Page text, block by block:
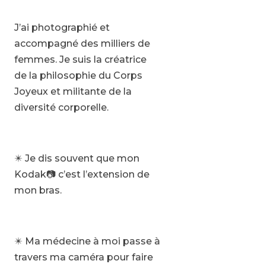
J’ai photographié et
accompagné des milliers de
femmes. Je suis la créatrice
de la philosophie du Corps
Joyeux et militante de la
diversité corporelle.
✴️ Je dis souvent que mon
Kodak📷 c’est l’extension de
mon bras.
✴️ Ma médecine à moi passe à
travers ma caméra pour faire